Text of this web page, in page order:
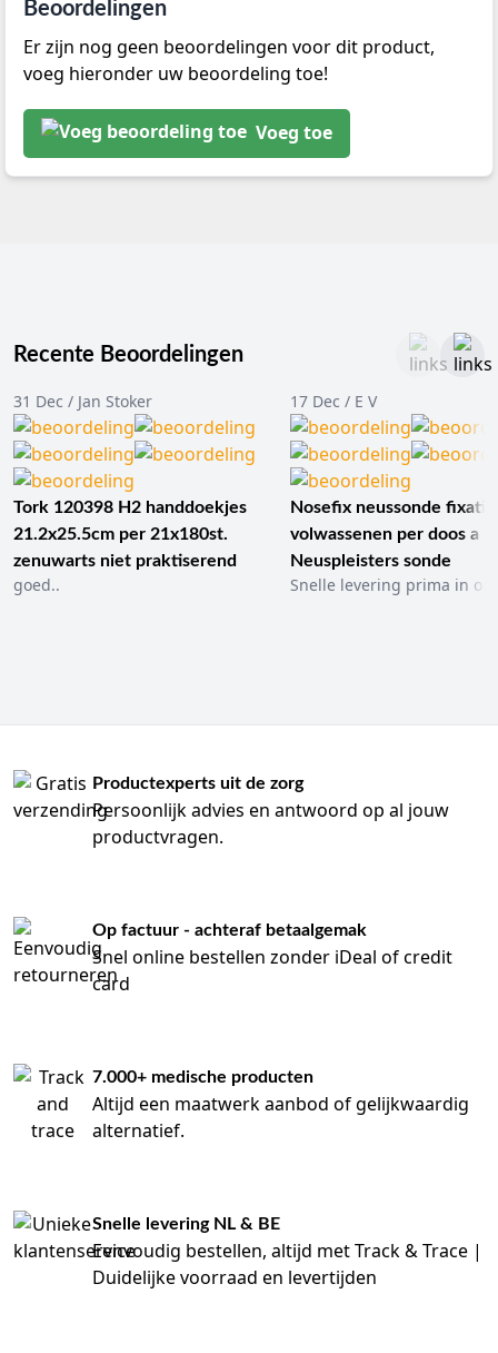
Beoordelingen
Er zijn nog geen beoordelingen voor dit product,
voeg hieronder uw beoordeling toe!
Voeg toe
Recente Beoordelingen
31 Dec / Jan Stoker
Tork 120398 H2 handdoekjes
21.2x25.5cm per 21x180st.
zenuwarts niet praktiserend
goed..
17 Dec / E V
Nosefix neussonde
volwassenen per doos a
Neuspleisters sonde
Snelle levering prima in
Productexperts uit de zorg
Persoonlijk advies en antwoord op al jouw
productvragen.
Op factuur - achteraf betaalgemak
Snel online bestellen zonder iDeal of credit
card
7.000+ medische producten
Altijd een maatwerk aanbod of gelijkwaardig
alternatief.
Snelle levering NL & BE
Eenvoudig bestellen, altijd met Track & Trace |
Duidelijke voorraad en levertijden